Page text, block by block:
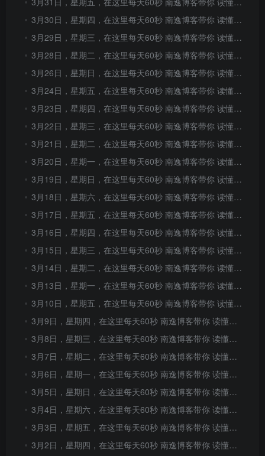
3月30日，星期四，在这里每天60秒 南逸博客带你 读懂世界！
3月29日，星期三，在这里每天60秒 南逸博客带你 读懂世界！
3月28日，星期二，在这里每天60秒 南逸博客带你 读懂世界！
3月26日，星期日，在这里每天60秒 南逸博客带你 读懂世界！
3月24日，星期五，在这里每天60秒 南逸博客带你 读懂世界！
3月23日，星期四，在这里每天60秒 南逸博客带你 读懂世界！
3月22日，星期三，在这里每天60秒 南逸博客带你 读懂世界！
3月21日，星期二，在这里每天60秒 南逸博客带你 读懂世界！
3月20日，星期一，在这里每天60秒 南逸博客带你 读懂世界！
3月19日，星期日，在这里每天60秒 南逸博客带你 读懂世界！
3月18日，星期六，在这里每天60秒 南逸博客带你 读懂世界！
3月17日，星期五，在这里每天60秒 南逸博客带你 读懂世界！
3月16日，星期四，在这里每天60秒 南逸博客带你 读懂世界！
3月15日，星期三，在这里每天60秒 南逸博客带你 读懂世界！
3月14日，星期二，在这里每天60秒 南逸博客带你 读懂世界！
3月13日，星期一，在这里每天60秒 南逸博客带你 读懂世界！
3月10日，星期五，在这里每天60秒 南逸博客带你 读懂世界！
3月9日，星期四，在这里每天60秒 南逸博客带你 读懂世界！
3月8日，星期三，在这里每天60秒 南逸博客带你 读懂世界！
3月7日，星期二，在这里每天60秒 南逸博客带你 读懂世界！
3月6日，星期一，在这里每天60秒 南逸博客带你 读懂世界！
3月5日，星期日，在这里每天60秒 南逸博客带你 读懂世界！
3月4日，星期六，在这里每天60秒 南逸博客带你 读懂世界！
3月3日，星期五，在这里每天60秒 南逸博客带你 读懂世界！
3月2日，星期四，在这里每天60秒 南逸博客带你 读懂世界！